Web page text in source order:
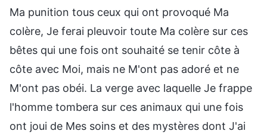
Ma punition tous ceux qui ont provoqué Ma
colère, Je ferai pleuvoir toute Ma colère sur ces
bêtes qui une fois ont souhaité se tenir côte à
côte avec Moi, mais ne M'ont pas adoré et ne
M'ont pas obéi. La verge avec laquelle Je frappe
l'homme tombera sur ces animaux qui une fois
ont joui de Mes soins et des mystères dont J'ai